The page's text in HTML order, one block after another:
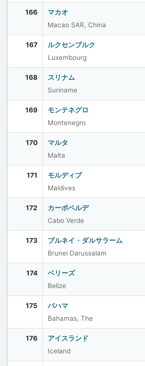
166
マカオ
Macao SAR, China
167
ルクセンブルク
Luxembourg
168
スリナム
Suriname
169
モンテネグロ
Montenegro
170
マルタ
Malta
171
モルディブ
Maldives
172
カーボベルデ
Cabo Verde
173
ブルネイ・ダルサラーム
Brunei Darussalam
174
ベリーズ
Belize
175
バハマ
Bahamas, The
176
アイスランド
Iceland